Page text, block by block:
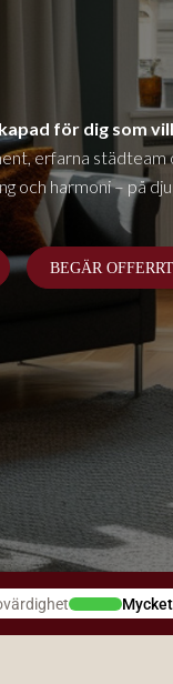
för dig som
erfarna städteam
och harmoni – på
BEGÄR OFFERRT